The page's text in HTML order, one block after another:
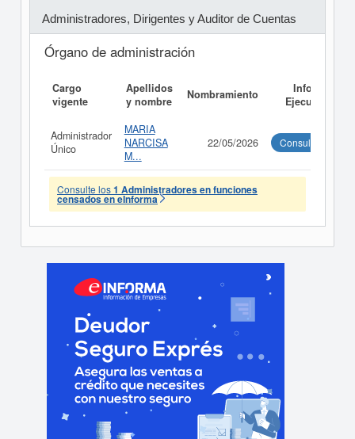
Administradores, Dirigentes y Auditor de Cuentas
Órgano de administración
Cargo
vigente
Apellidos
y nombre
Nombramiento
Informe
Ejecutivo
Administrador
Único
MARIA
NARCISA
M...
22/05/2026 Consultar
Consulte los1 Administradores en funciones
censados en eInforma